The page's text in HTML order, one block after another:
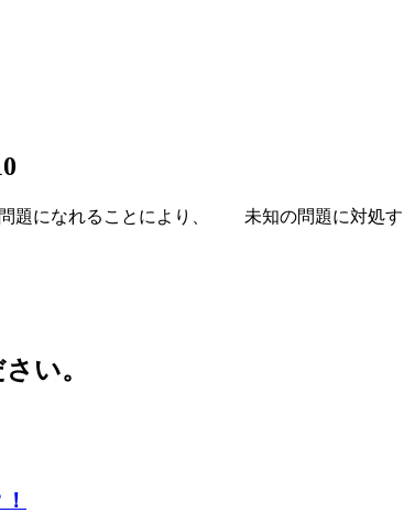
題になれることにより、 未知の問題に対処
い。